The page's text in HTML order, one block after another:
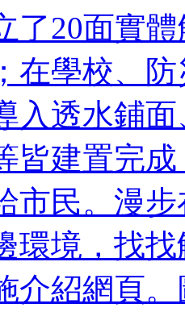
了20面實
在學校、
入透水鋪
皆建置完
市民。漫
環境，找
介紹網頁